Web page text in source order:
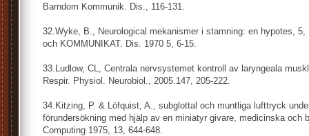
Barndom Kommunik. Dis., 116-131.
32.Wyke, B., Neurological mekanismer i stamning: en hypotes, 5,
och KOMMUNIKAT. Dis. 1970 5, 6-15.
33.Ludlow, CL, Centrala nervsystemet kontroll av laryngeala
Respir. Physiol. Neurobiol., 2005.147, 205-222.
34.Kitzing, P. & Löfquist, A., subglottal och muntliga lufttryck
förundersökning med hjälp av en miniatyr givare, medicinska och
Computing 1975, 13, 644-648.